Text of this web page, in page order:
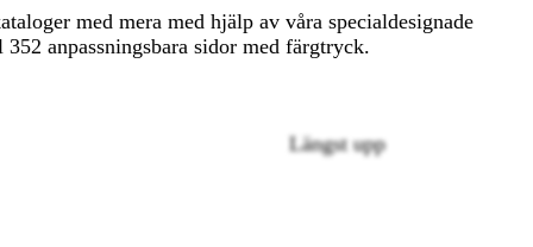
med mera med hjälp av våra specialdesignade
anpassningsbara sidor med färgtryck.
Längst upp